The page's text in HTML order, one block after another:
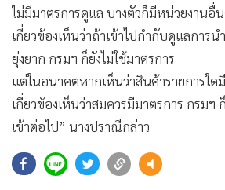
ไม่มีมาตรการดูแล บางตัวก็มีหน่วยงานอื่
เกี่ยวข้องเห็นว่าถ้าเข้าไปกำกับดูแลการน
ยุ่งยาก กรมฯ ก็ยังไม่ใช้มาตรการ
แต่ในอนาคตหากเห็นว่าสินค้ารายการใ
เกี่ยวข้องเห็นว่าสมควรมีมาตรการ กรมฯ
เข้าต่อไป” นางปราณีกล่าว